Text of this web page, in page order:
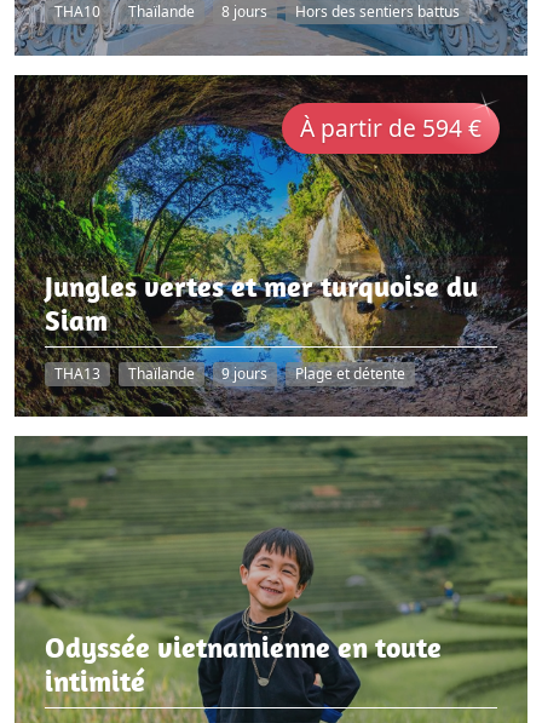
THA10 Thaïlande 8 jours Hors des sentiers battus
À partir de 594 €
Jungles vertes et mer turquoise du
Siam
THA13 Thaïlande 9 jours Plage et détente
Odyssée vietnamienne en toute
intimité